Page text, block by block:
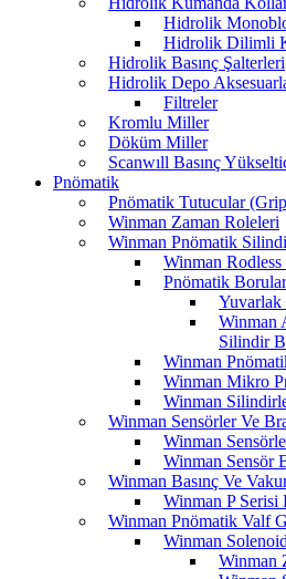
Hidrolik
Hidrolik Dilimli
Hidrolik Basınç Şalterleri
Hidrolik Depo
Filtreler
Kromlu Miller
Döküm Miller
Scanwıll Basınç
Pnömatik
Pnömatik Tutucular
Winman Zaman Roleleri
Winman Pnömatik
Winman
Pnömatik Borular
Yuvarlak
Winman
Silindir
Winman
Winman Mikro
Winman
Winman Sensörler Ve
Winman
Winman Sensör
Winman Basınç Ve
Winman P Serisi
Winman Pnömatik Valf
Winman
Winman